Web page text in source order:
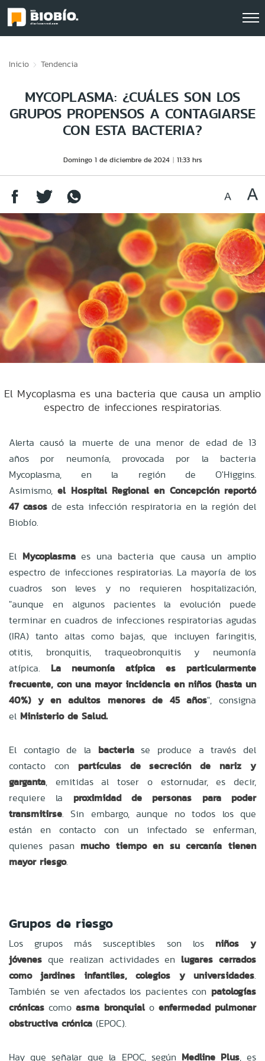
Inicio Tendencia
MYCOPLASMA: ¿CUÁLES SON LOS
GRUPOS PROPENSOS A CONTAGIARSE
CON ESTA BACTERIA?
Domingo 1 de diciembre de 2024 11:33 hrs
El Mycoplasma es una bacteria que causa un amplio
espectro de infecciones respiratorias.
Alerta causó la muerte de una menor de edad de 13
años por neumonía, provocada por la bacteria
Mycoplasma, en la región de O'Higgins.
Asimismo, el Hospital Regional en Concepción reportó
47 casos de esta infección respiratoria en la región del
Biobío.
El Mycoplasma es una bacteria que causa un amplio
espectro de infecciones respiratorias. La mayoría de los
cuadros son leves y no requieren hospitalización,
"aunque en algunos pacientes la evolución puede
terminar en cuadros de infecciones respiratorias agudas
(IRA) tanto altas como bajas, que incluyen faringitis,
otitis, bronquitis, traqueobronquitis y neumonía
atípica.
La neumonía atípica es particularmente
frecuente, con una mayor incidencia en niños (hasta un
40%) y en adultos menores de 45 años", consigna
el Ministerio de Salud.
El contagio de la bacteria se produce a través del
contacto con
partículas de secreción de nariz y
garganta, emitidas al toser o estornudar, es decir,
requiere la
proximidad de personas para poder
transmitirse. Sin embargo, aunque no todos los que
están en contacto con un infectado se enferman,
quienes pasan mucho tiempo en su cercanía tienen
mayor riesgo.
Grupos de riesgo
Los grupos más susceptibles son los niños
y
jóvenes que realizan actividades en lugares cerrados
como jardines infantiles, colegios y universidades.
También se ven afectados los pacientes con patologías
crónicas comoasma bronquialo enfermedad pulmonar
obstructiva crónica (EPOC).
Hay que señalar que la EPOC, según Medline Plus, es